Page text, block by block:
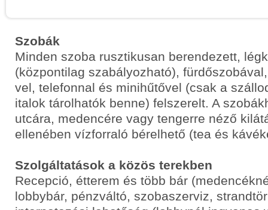
Szobák
Minden szoba rusztikusan berendezett,
(központilag szabályozható),
vel, telefonnal és minihűtővel (csak a
italok tárolhatók benne) felszerelt. A
utcára, medencére vagy tengerre néző
ellenében vízforraló bérelhető (tea és
Szolgáltatások a közös terekben
Recepció, étterem és több bár
lobbybár, pénzváltó, szobaszerviz,